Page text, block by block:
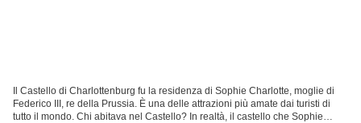
Il Castello di Charlottenburg fu la residenza di Sophie Charlotte, moglie di
Federico III, re della Prussia. È una delle attrazioni più amate dai turisti di
tutto il mondo. Chi abitava nel Castello? In realtà, il castello che Sophie